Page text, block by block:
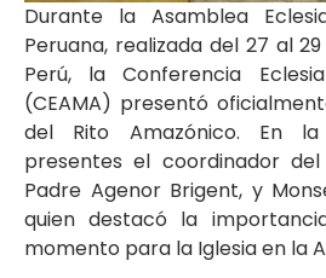
Durante la Asamblea
Peruana, realizada del 27 al
Perú, la Conferencia
(CEAMA) presentó
del Rito Amazónico. En la
presentes el coordinador del
Padre Agenor Brigent, y
quien destacó la
momento para la Iglesia en la